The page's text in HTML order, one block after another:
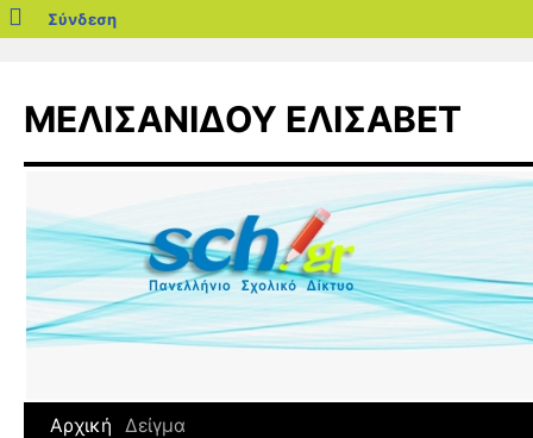
blogs.sch.gr
Σύνδεση
περιεχόμενο
ΜΕΛΙΣΑΝΙΔΟΥ ΕΛΙΣΑΒΕΤ
Αρχική
Δείγμα